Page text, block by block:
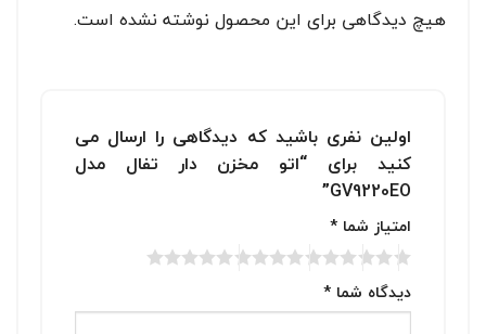
هیچ دیدگاهی برای این محصول نوشته نشده است.
اولین نفری باشید که دیدگاهی را ارسال می
کنید برای “اتو مخزن دار تفال مدل
GV9220EO”
امتیاز شما *
دیدگاه شما *